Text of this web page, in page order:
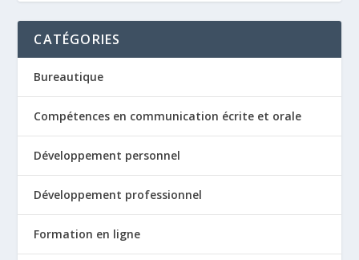
CATÉGORIES
Bureautique
Compétences en communication écrite et orale
Développement personnel
Développement professionnel
Formation en ligne